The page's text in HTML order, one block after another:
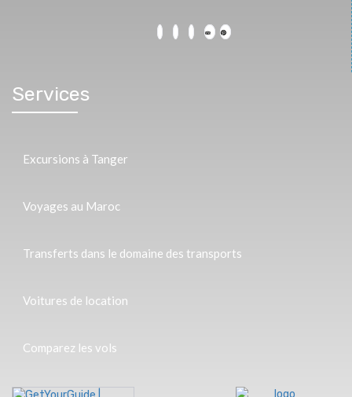
Services
Excursions à Tanger
Voyages au Maroc
Transferts dans le domaine des transports
Voitures de location
Comparez les vols